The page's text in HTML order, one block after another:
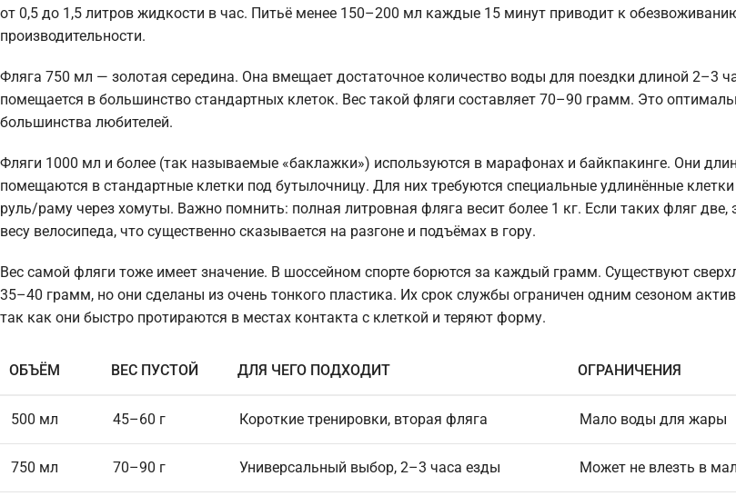
от 0,5 до 1,5 литров жидкости в час. Питьё менее 150–200 мл каждые 15 минут приводит к
производительности.
Фляга 750 мл — золотая середина. Она вмещает достаточное количество воды для поездки длиной 2–3
помещается в большинство стандартных клеток. Вес такой фляги составляет 70–90 грамм. Это
большинства любителей.
Фляги 1000 мл и более (так называемые «баклажки») используются в марафонах и байкпакинге. Они
помещаются в стандартные клетки под бутылочницу. Для них требуются специальные удлинённые
руль/раму через хомуты. Важно помнить: полная литровная фляга весит более 1 кг. Если таких фляг две,
весу велосипеда, что существенно сказывается на разгоне и подъёмах в гору.
Вес самой фляги тоже имеет значение. В шоссейном спорте борются за каждый грамм. Существуют
35–40 грамм, но они сделаны из очень тонкого пластика. Их срок службы ограничен одним сезоном
так как они быстро протираются в местах контакта с клеткой и теряют форму.
ОБЪЁМ ВЕС ПУСТОЙ ДЛЯ ЧЕГО ПОДХОДИТ ОГРАНИЧЕНИЯ
500 мл 45–60 г Короткие тренировки, вторая фляга Мало воды для жары
750 мл 70–90 г Универсальный выбор, 2–3 часа езды Может не влезть в